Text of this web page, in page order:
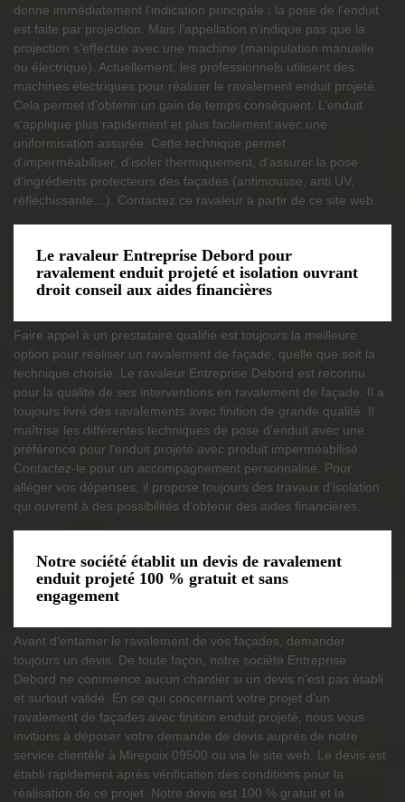
donne immédiatement l’indication principale : la pose de l’enduit
est faite par projection. Mais l’appellation n’indique pas que la
projection s’effectue avec une machine (manipulation manuelle
ou électrique). Actuellement, les professionnels utilisent des
machines électriques pour réaliser le ravalement enduit projeté.
Cela permet d’obtenir un gain de temps conséquent. L’enduit
s’applique plus rapidement et plus facilement avec une
uniformisation assurée. Cette technique permet
d’imperméabiliser, d’isoler thermiquement, d’assurer la pose
d’ingrédients protecteurs des façades (antimousse, anti UV,
réfléchissante…). Contactez ce ravaleur à partir de ce site web.
Le ravaleur Entreprise Debord pour
ravalement enduit projeté et isolation ouvrant
droit conseil aux aides financières
Faire appel à un prestataire qualifié est toujours la meilleure
option pour réaliser un ravalement de façade, quelle que soit la
technique choisie. Le ravaleur Entreprise Debord est reconnu
pour la qualité de ses interventions en ravalement de façade. Il a
toujours livré des ravalements avec finition de grande qualité. Il
maîtrise les différentes techniques de pose d’enduit avec une
préférence pour l’enduit projeté avec produit imperméabilisé.
Contactez-le pour un accompagnement personnalisé. Pour
alléger vos dépenses, il propose toujours des travaux d’isolation
qui ouvrent à des possibilités d’obtenir des aides financières.
Notre société établit un devis de ravalement
enduit projeté 100 % gratuit et sans
engagement
Avant d’entamer le ravalement de vos façades, demander
toujours un devis. De toute façon, notre société Entreprise
Debord ne commence aucun chantier si un devis n’est pas établi
et surtout validé. En ce qui concernant votre projet d’un
ravalement de façades avec finition enduit projeté, nous vous
invitions à déposer votre demande de devis auprès de notre
service clientèle à Mirepoix 09500 ou via le site web. Le devis est
établi rapidement après vérification des conditions pour la
réalisation de ce projet. Notre devis est 100 % gratuit et la